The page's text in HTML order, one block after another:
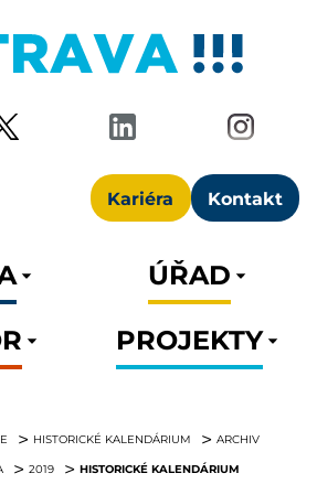
Kariéra Kontakt
ÚŘAD
PROJEKTY
HISTORICKÉ KALENDÁRIUM ARCHIV
2019 HISTORICKÉ KALENDÁRIUM